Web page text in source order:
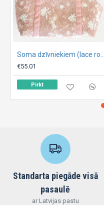
€55.01
Pirkt
Standarta piegāde visā
pasaulē
ar Latvijas pastu